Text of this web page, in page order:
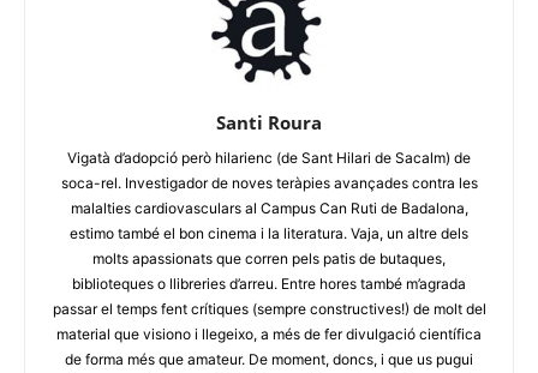
Santi Roura
Vigatà d’adopció però hilarienc (de Sant Hilari de Sacalm) de
soca-rel. Investigador de noves teràpies avançades contra les
malalties cardiovasculars al Campus Can Ruti de Badalona,
estimo també el bon cinema i la literatura. Vaja, un altre dels
molts apassionats que corren pels patis de butaques,
biblioteques o llibreries d’arreu. Entre hores també m’agrada
passar el temps fent crítiques (sempre constructives!) de molt del
material que visiono i llegeixo, a més de fer divulgació científica
de forma més que amateur. De moment, doncs, i que us pugui